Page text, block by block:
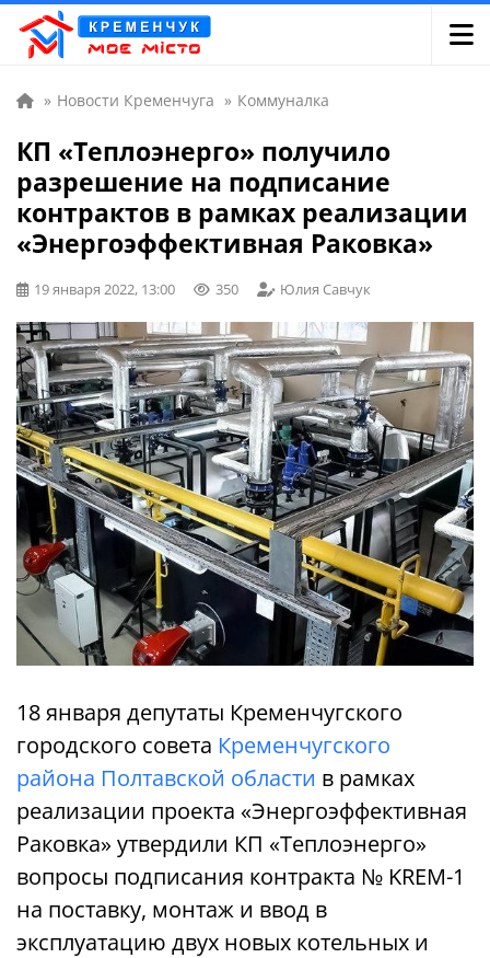
» Новости Кременчуга » Коммуналка
КП «Теплоэнерго» получило
разрешение на подписание
контрактов в рамках реализации
«Энергоэффективная Раковка»
19 января 2022, 13:00 350 Юлия Савчук
18 января депутаты Кременчугского
городского совета Кременчугского
района Полтавской области в рамках
реализации проекта «Энергоэффективная
Раковка» утвердили КП «Теплоэнерго»
вопросы подписания контракта № KREM-1
на поставку, монтаж и ввод в
эксплуатацию двух новых котельных и